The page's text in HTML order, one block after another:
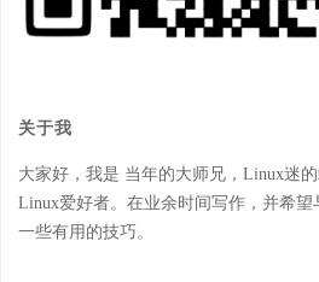
关于我
大家好，我是 当年的大师兄，Linux迷
Linux爱好者。在业余时间写作，并希
一些有用的技巧。